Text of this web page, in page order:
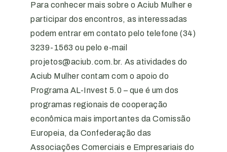
Para conhecer mais sobre o Aciub Mulher e
participar dos encontros, as interessadas
podem entrar em contato pelo telefone (34)
3239-1563 ou pelo e-mail
projetos@aciub.com.br. As atividades do
Aciub Mulher contam com o apoio do
Programa AL-Invest 5.0 – que é um dos
programas regionais de cooperação
econômica mais importantes da Comissão
Europeia, da Confederação das
Associações Comerciais e Empresariais do